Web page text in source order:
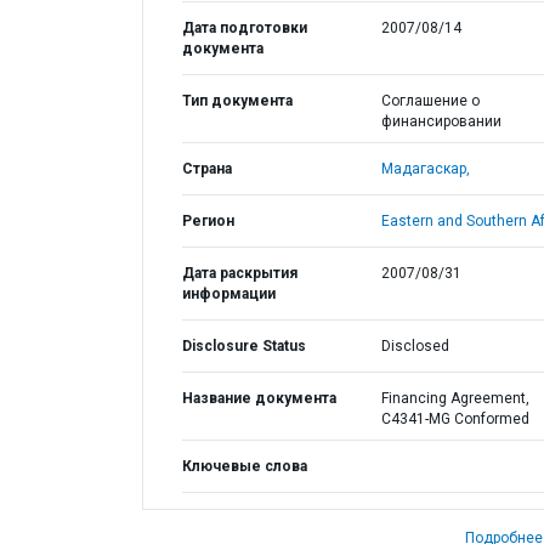
Дата подготовки
документа
2007/08/14
Тип документа
Соглашение о
финансировании
Страна Мадагаскар,
Регион Eastern and Southern
Дата раскрытия
информации
2007/08/31
Disclosure Status Disclosed
Название документа
Financing Agreement,
C4341-MG Conformed
Ключевые слова
Подробнее